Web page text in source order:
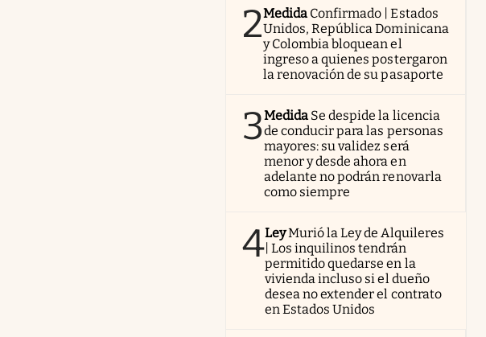
2Medida Confirmado | Estados
Unidos, República Dominicana
y Colombia bloquean el
ingreso a quienes postergaron
la renovación de su pasaporte
3Medida Se despide la licencia
de conducir para las personas
mayores: su validez será
menor y desde ahora en
adelante no podrán renovarla
como siempre
4LeyMurió la Ley de Alquileres
| Los inquilinos tendrán
permitido quedarse en la
vivienda incluso si el dueño
desea no extender el contrato
en Estados Unidos